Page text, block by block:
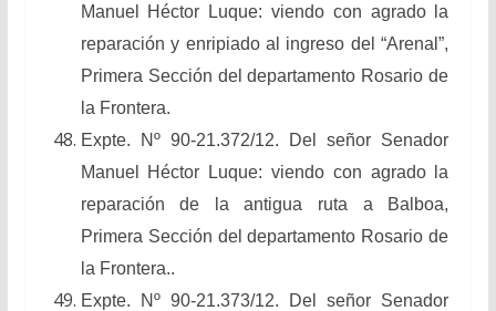
Manuel Héctor Luque: viendo con agrado la
reparación y enripiado al ingreso del “Arenal”,
Primera Sección del departamento Rosario de
la Frontera.
Expte. Nº 90-21.372/12. Del señor Senador
Manuel Héctor Luque: viendo con agrado la
reparación de la antigua ruta a Balboa,
Primera Sección del departamento Rosario de
la Frontera..
Expte. Nº 90-21.373/12. Del señor Senador